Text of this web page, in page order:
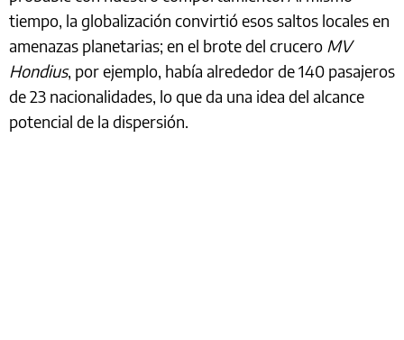
tiempo, la globalización convirtió esos saltos locales en
amenazas planetarias; en el brote del crucero MV
Hondius, por ejemplo, había alrededor de 140 pasajeros
de 23 nacionalidades, lo que da una idea del alcance
potencial de la dispersión.